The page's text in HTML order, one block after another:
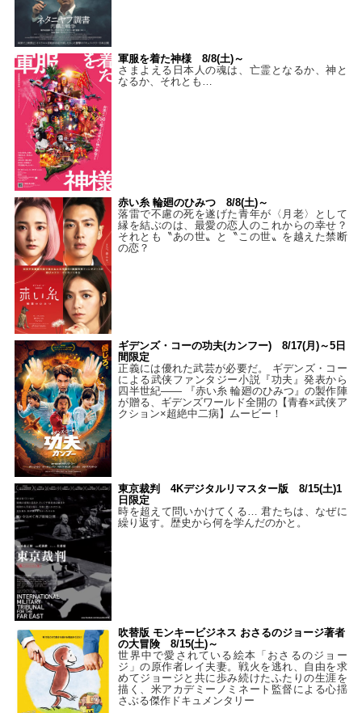
軍服を着た神様 8/8(土)～
さまよえる日本人の魂は、亡霊となるか、神と
なるか、それとも…
赤い糸 輪廻のひみつ 8/8(土)～
落雷で不慮の死を遂げた青年が〈月老〉として
縁を結ぶのは、最愛の恋人のこれからの幸せ？
それとも〝あの世〟と〝この世〟を越えた禁断
の恋？
ギデンズ・コーの功夫(カンフー) 8/17(月)～5日
間限定
正義には優れた武芸が必要だ。 ギデンズ・コー
による武侠ファンタジー小説『功夫』発表から
四半世紀―― 『赤い糸 輪廻のひみつ』の製作陣
が贈る、ギデンズワールド全開の【青春×武侠ア
クション×超絶中二病】ムービー！
東京裁判 4Kデジタルリマスター版 8/15(土)1
日限定
時を超えて問いかけてくる… 君たちは、なぜに
繰り返す。歴史から何を学んだのかと。
吹替版 モンキービジネス おさるのジョージ著者
の大冒険 8/15(土)～
世界中で愛されている絵本「おさるのジョー
ジ」の原作者レイ夫妻。戦火を逃れ、自由を求
めてジョージと共に歩み続けたふたりの生涯を
描く、米アカデミーノミネート監督による心揺
さぶる傑作ドキュメンタリー